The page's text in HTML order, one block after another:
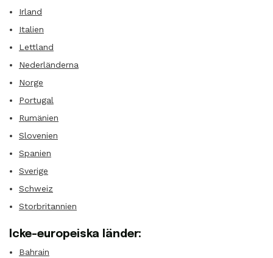
Irland
Italien
Lettland
Nederländerna
Norge
Portugal
Rumänien
Slovenien
Spanien
Sverige
Schweiz
Storbritannien
Icke-europeiska länder:
Bahrain